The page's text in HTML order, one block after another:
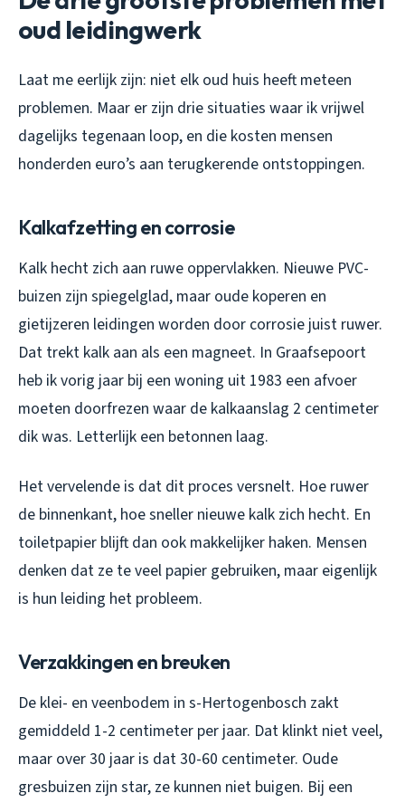
oud leidingwerk
Laat me eerlijk zijn: niet elk oud huis heeft meteen
problemen. Maar er zijn drie situaties waar ik vrijwel
dagelijks tegenaan loop, en die kosten mensen
honderden euro’s aan terugkerende ontstoppingen.
Kalkafzetting en corrosie
Kalk hecht zich aan ruwe oppervlakken. Nieuwe PVC-
buizen zijn spiegelglad, maar oude koperen en
gietijzeren leidingen worden door corrosie juist ruwer.
Dat trekt kalk aan als een magneet. In Graafsepoort
heb ik vorig jaar bij een woning uit 1983 een afvoer
moeten doorfrezen waar de kalkaanslag 2 centimeter
dik was. Letterlijk een betonnen laag.
Het vervelende is dat dit proces versnelt. Hoe ruwer
de binnenkant, hoe sneller nieuwe kalk zich hecht. En
toiletpapier blijft dan ook makkelijker haken. Mensen
denken dat ze te veel papier gebruiken, maar eigenlijk
is hun leiding het probleem.
Verzakkingen en breuken
De klei- en veenbodem in s-Hertogenbosch zakt
gemiddeld 1-2 centimeter per jaar. Dat klinkt niet veel,
maar over 30 jaar is dat 30-60 centimeter. Oude
gresbuizen zijn star, ze kunnen niet buigen. Bij een